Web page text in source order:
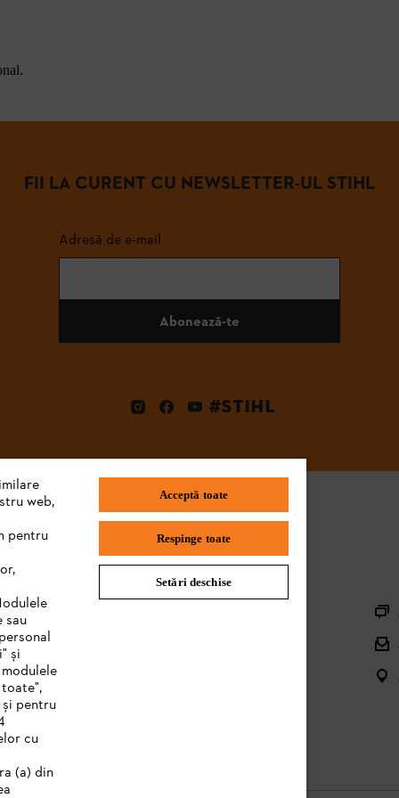
FII LA CURENT CU NEWSLETTER-UL STIHL
Adresă de e-mail
Abonează-te
#STIHL
Informaţii Utile
web,
pentru
sau
și
pentru
cu
(a) din
Acceptă toate
Respinge toate
Setări deschise